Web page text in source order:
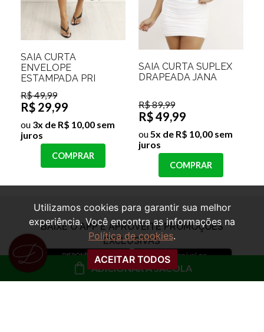
ADICIONAR À SACOLA
SAIA CURTA
ENVELOPE
ESTAMPADA PRI
R$ 49,99
R$ 29,99
ou 3x de R$ 10,00 sem
juros
COMPRAR
SAIA CURTA SUPLEX
DRAPEADA JANA
R$ 89,99
R$ 49,99
ou5x de R$ 10,00 sem
juros
COMPRAR
Utilizamos cookies para garantir sua melhor
experiência. Você encontra as informações na
Política de cookies.
ACEITAR TODOS